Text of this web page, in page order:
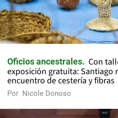
Oficios ancestrales
Con
exposición gratuita: Santiago
encuentro de cestería y fibras
Por Nicole Donoso